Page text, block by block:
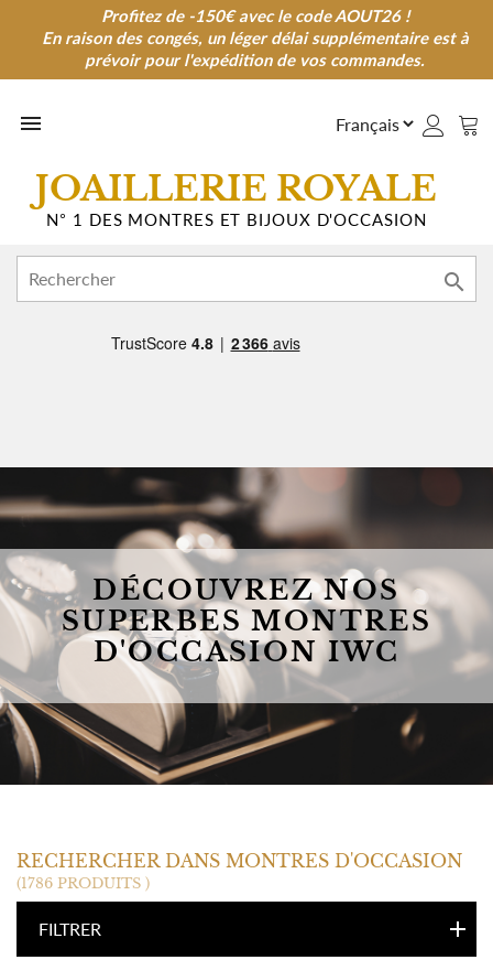
Profitez de -150€ avec le code AOUT26 !
En raison des congés, un léger délai supplémentaire est à
prévoir pour l'expédition de vos commandes.
Profitez de -150€ avec le code AOUT26 !
En raison des congés, un léger délai supplémentaire est à
prévoir pour l'expédition de vos commandes.

JOAILLERIE ROYALE
N° 1 DES MONTRES ET BIJOUX D'OCCASION

DÉCOUVREZ NOS
SUPERBES MONTRES
D'OCCASION IWC
IWC
RECHERCHER DANS MONTRES D'OCCASION
(1786 PRODUITS )
FILTRER